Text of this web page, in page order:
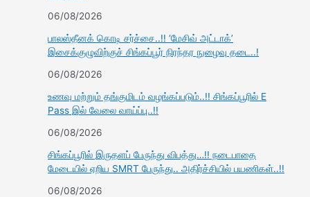
06/08/2026
பாலஸ்தீனக் கொடி சர்ச்சை..!! ‘மேசிவ் அட்டாக்’
இசைக்குழுவிற்குச் சிங்கப்பூர் நிரந்தர நுழைவு தடை..!
06/08/2026
உணவு மற்றும் தங்குமிடம் வழங்கப்படும்..!! சிங்கப்பூரில் E
Pass இல் வேலை வாய்ப்பு..!!
06/08/2026
சிங்கப்பூரில் இருதளப் பேருந்து விபத்து…!! நடைபாதை
மேடையில் ஏறிய SMRT பேருந்து.. அதிர்ச்சியில் பயணிகள்..!!
06/08/2026